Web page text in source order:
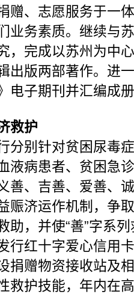
赠、志愿服务于一
业务素质。继续与
，完成以苏州为中
出版两部著作。进
电子期刊并汇编成
护
别针对贫困尿毒症
液病患者、贫困急
善、吉善、爱善、
赈济运作机制，争
助，并使“善”字系
行红十字爱心信用
捐赠物资接收站及
救护技能，年内在